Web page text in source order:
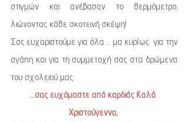
στιγμών και ανέβασαν το θερμόμετρο,
λιώνοντας κάθε σκοτεινή σκέψη!
Σας ευχαριστούμε για όλα … μα κυρίως  για την
αγάπη και για τη συμμετοχή σας στα δρώμενα
του σχολειού μας.
…σας ευχόμαστε από καρδιάς Καλά
Χριστούγεννα,